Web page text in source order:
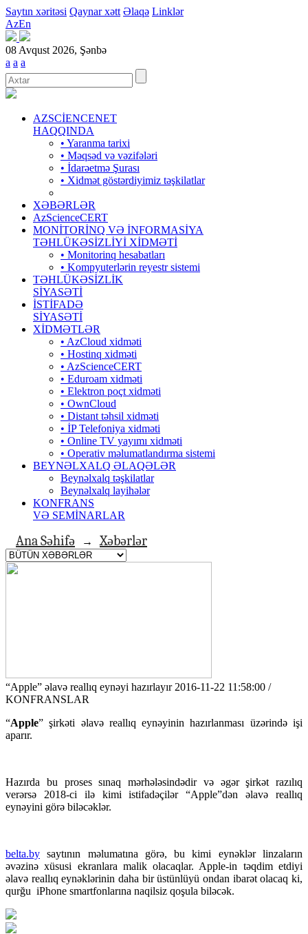
Saytın xəritəsi Qaynar xətt Əlaqə Linklər
AzEn
08 Avqust 2026, Şənbə
a a a
AZSCİENCENET
HAQQINDA
• Yaranma tarixi
• Məqsəd və vəzifələri
• İdarəetmə Şurası
• Xidmət göstərdiyimiz təşkilatlar
XƏBƏRLƏR
AzScienceCERT
MONİTORİNQ VƏ İNFORMASİYA
TƏHLÜKƏSİZLİYİ XİDMƏTİ
• Monitorinq hesabatları
• Kompyuterlərin reyestr sistemi
TƏHLÜKƏSİZLİK
SİYASƏTİ
İSTİFADƏ
SİYASƏTİ
XİDMƏTLƏR
• AzCloud xidməti
• Hostinq xidməti
• AzScienceCERT
• Eduroam xidməti
• Elektron poçt xidməti
• OwnCloud
• Distant təhsil xidməti
• İP Telefoniya xidməti
• Оnline TV yayımı xidməti
• Operativ məlumatlandırma sistemi
BEYNƏLXALQ ƏLAQƏLƏR
Beynəlxalq təşkilatlar
Beynəlxalq layihələr
KONFRANS
VƏ SEMİNARLAR
Ana Səhifə → Xəbərlər
“Apple” əlavə reallıq eynəyi hazırlayır 2016-11-22 11:58:00 /
KONFRANSLAR
“Apple” şirkəti əlavə reallıq eynəyinin hazırlanması üzərində işi
aparır.
Hazırda bu proses sınaq mərhələsindədir və əgər şirkət razılıq
verərsə 2018-ci ilə kimi istifadəçilər “Apple”dən əlavə reallıq
eynəyini görə biləcəklər.
belta.by saytının məlumatına görə, bu kimi eynəklər linzaların
əvəzinə xüsusi ekranlara malik olacaqlar. Apple-in təqdim etdiyi
əlavə reallıq eynəklərinin daha bir üstünlüyü ondan ibarət olacaq ki,
qurğu iPhone smartfonlarına naqilsiz qoşula biləcək.